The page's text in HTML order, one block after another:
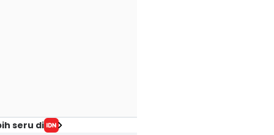
seru di